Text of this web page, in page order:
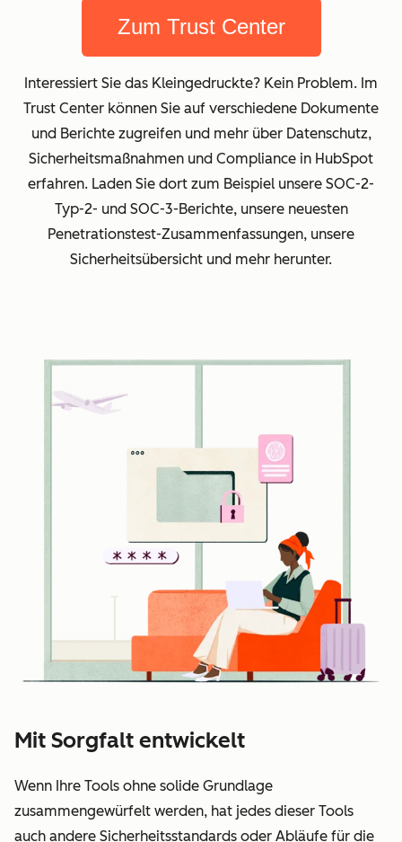
Zum Trust Center
Interessiert Sie das Kleingedruckte? Kein Problem. Im
Trust Center können Sie auf verschiedene Dokumente
und Berichte zugreifen und mehr über Datenschutz,
Sicherheitsmaßnahmen und Compliance in HubSpot
erfahren. Laden Sie dort zum Beispiel unsere SOC-2-
Typ-2- und SOC-3-Berichte, unsere neuesten
Penetrationstest-Zusammenfassungen, unsere
Sicherheitsübersicht und mehr herunter.
Mit Sorgfalt entwickelt
Wenn Ihre Tools ohne solide Grundlage
zusammengewürfelt werden, hat jedes dieser Tools
auch andere Sicherheitsstandards oder Abläufe für die